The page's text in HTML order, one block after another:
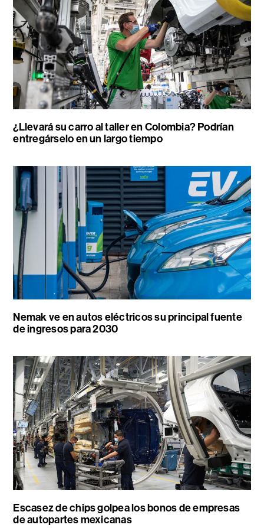
¿Llevará su carro al taller en Colombia? Podrían
entregárselo en un largo tiempo
Nemak ve en autos eléctricos su principal fuente
de ingresos para 2030
Escasez de chips golpea los bonos de empresas
de autopartes mexicanas